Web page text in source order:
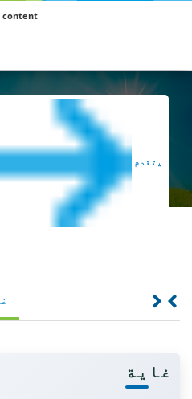
content
برنامج تمويل معدات الطاقة
يتقدم
غاية